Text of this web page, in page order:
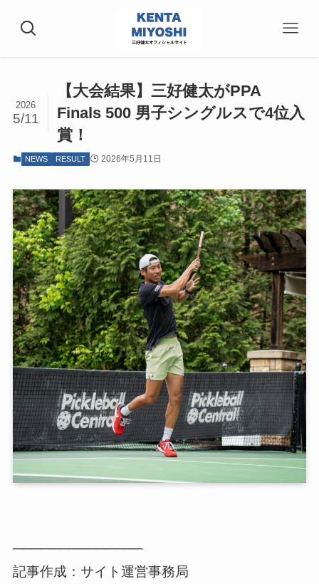
【大会結果】三好健太がPPA
Finals 500 男子シングルスで4位入
賞！
2026
5/11
NEWS RESULT 2026年5月11日
──────────────
記事作成：サイト運営事務局